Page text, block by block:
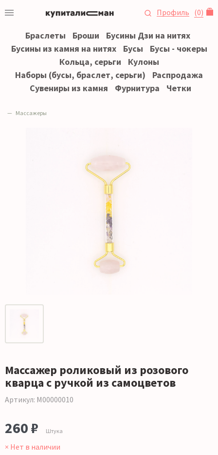
Профиль (0)
Браслеты Броши
Бусины Дзи на нитях
Бусины из камня на нитях
Бусы
Бусы - чокеры
Кольца, серьги
Кулоны
Наборы (бусы, браслет, серьги)
Распродажа
Сувениры из камня
Фурнитура Четки
Массажеры
Массажер роликовый из розового
кварца с ручкой из самоцветов
Артикул: М00000010
260 ₽ Штука
× Нет в наличии